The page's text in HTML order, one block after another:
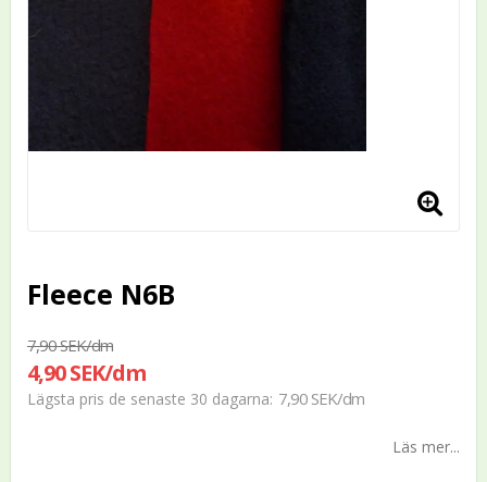
Fleece N6B
7,90 SEK/dm
4,90 SEK/dm
Lägsta pris de senaste 30 dagarna 7,90 SEK/dm
Läs mer...